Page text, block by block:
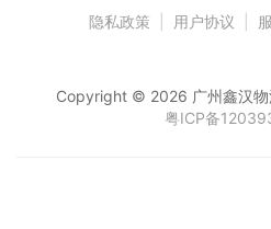
隐私政策 用户协议
Copyright © 2026 广州鑫汉物
粤ICP备